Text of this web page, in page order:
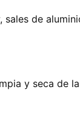
sales de
y seca de